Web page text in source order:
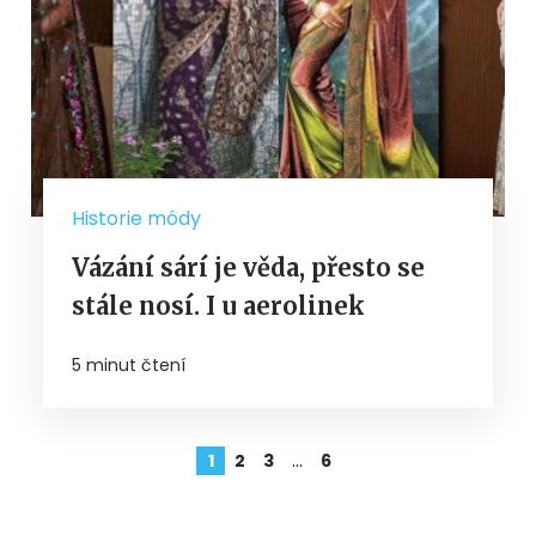
Historie módy
Vázání sárí je věda, přesto se
stále nosí. I u aerolinek
5 minut čtení
1 2 3 … 6